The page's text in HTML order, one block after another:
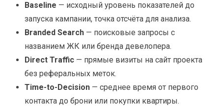
Baseline — исходный уровень показателей до
запуска кампании, точка отсчёта для анализа.
Branded Search — поисковые запросы с
названием ЖК или бренда девелопера.
Direct Traffic — прямые визиты на сайт проекта
без реферальных меток.
Time-to-Decision — среднее время от первого
контакта до брони или покупки квартиры.